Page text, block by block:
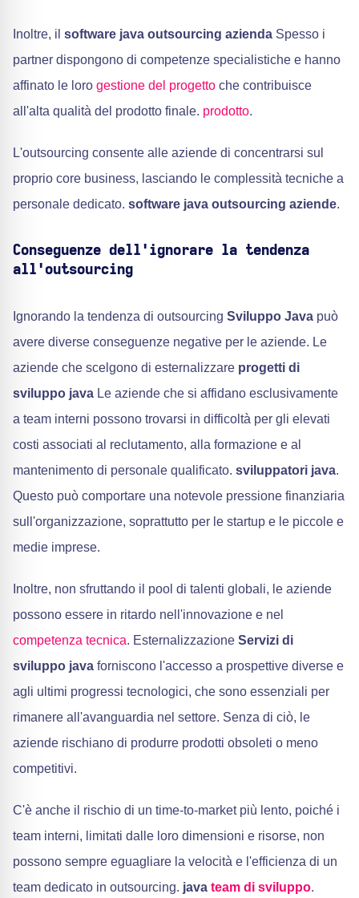
Inoltre, il software java outsourcing azienda Spesso i
partner dispongono di competenze specialistiche e hanno
affinato le loro gestione del progetto che contribuisce
all'alta qualità del prodotto finale. prodotto.
L'outsourcing consente alle aziende di concentrarsi sul
proprio core business, lasciando le complessità tecniche a
personale dedicato. software java outsourcing aziende.
Conseguenze dell'ignorare la tendenza
all'outsourcing
Ignorando la tendenza di outsourcing Sviluppo Java può
avere diverse conseguenze negative per le aziende. Le
aziende che scelgono di esternalizzare progetti di
sviluppo java Le aziende che si affidano esclusivamente
a team interni possono trovarsi in difficoltà per gli elevati
costi associati al reclutamento, alla formazione e al
mantenimento di personale qualificato. sviluppatori java.
Questo può comportare una notevole pressione finanziaria
sull'organizzazione, soprattutto per le startup e le piccole e
medie imprese.
Inoltre, non sfruttando il pool di talenti globali, le aziende
possono essere in ritardo nell'innovazione e nel
competenza tecnica. Esternalizzazione Servizi di
sviluppo java forniscono l'accesso a prospettive diverse e
agli ultimi progressi tecnologici, che sono essenziali per
rimanere all'avanguardia nel settore. Senza di ciò, le
aziende rischiano di produrre prodotti obsoleti o meno
competitivi.
C'è anche il rischio di un time-to-market più lento, poiché i
team interni, limitati dalle loro dimensioni e risorse, non
possono sempre eguagliare la velocità e l'efficienza di un
team dedicato in outsourcing. java team di sviluppo.